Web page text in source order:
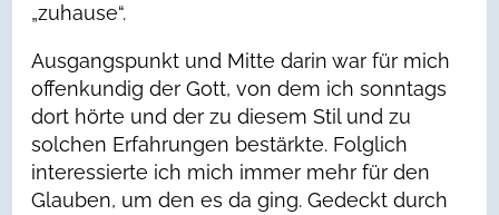
„zuhause“.
Ausgangspunkt und Mitte darin war für mich
offenkundig der Gott, von dem ich sonntags
dort hörte und der zu diesem Stil und zu
solchen Erfahrungen bestärkte. Folglich
interessierte ich mich immer mehr für den
Glauben, um den es da ging. Gedeckt durch